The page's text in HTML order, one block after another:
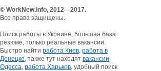
© WorkNew.info, 2012—2017.
Все права защищены.
Поиск работы в Украине, большая база
резюме, только реальные вакансии.
Быстро найти работа Киев, работа в
Донецке, также тут находят вакансии
Одесса, работа Харьков, удобный поиск